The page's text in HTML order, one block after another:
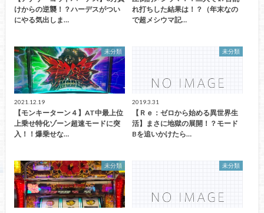
けからの逆襲！？ハーデスがつい
にやる気出しま…
れ打ちした結果は！？（年末なの
で超メシウマ記…
未分類
2021.12.19
【モンキーターン４】AT中最上位
上乗せ特化ゾーン超速モードに突
入！！爆乗せな…
未分類
2019.3.31
【Ｒｅ：ゼロから始める異世界生
活】まさに地獄の展開！？モード
Bを追いかけたら…
未分類 未分類